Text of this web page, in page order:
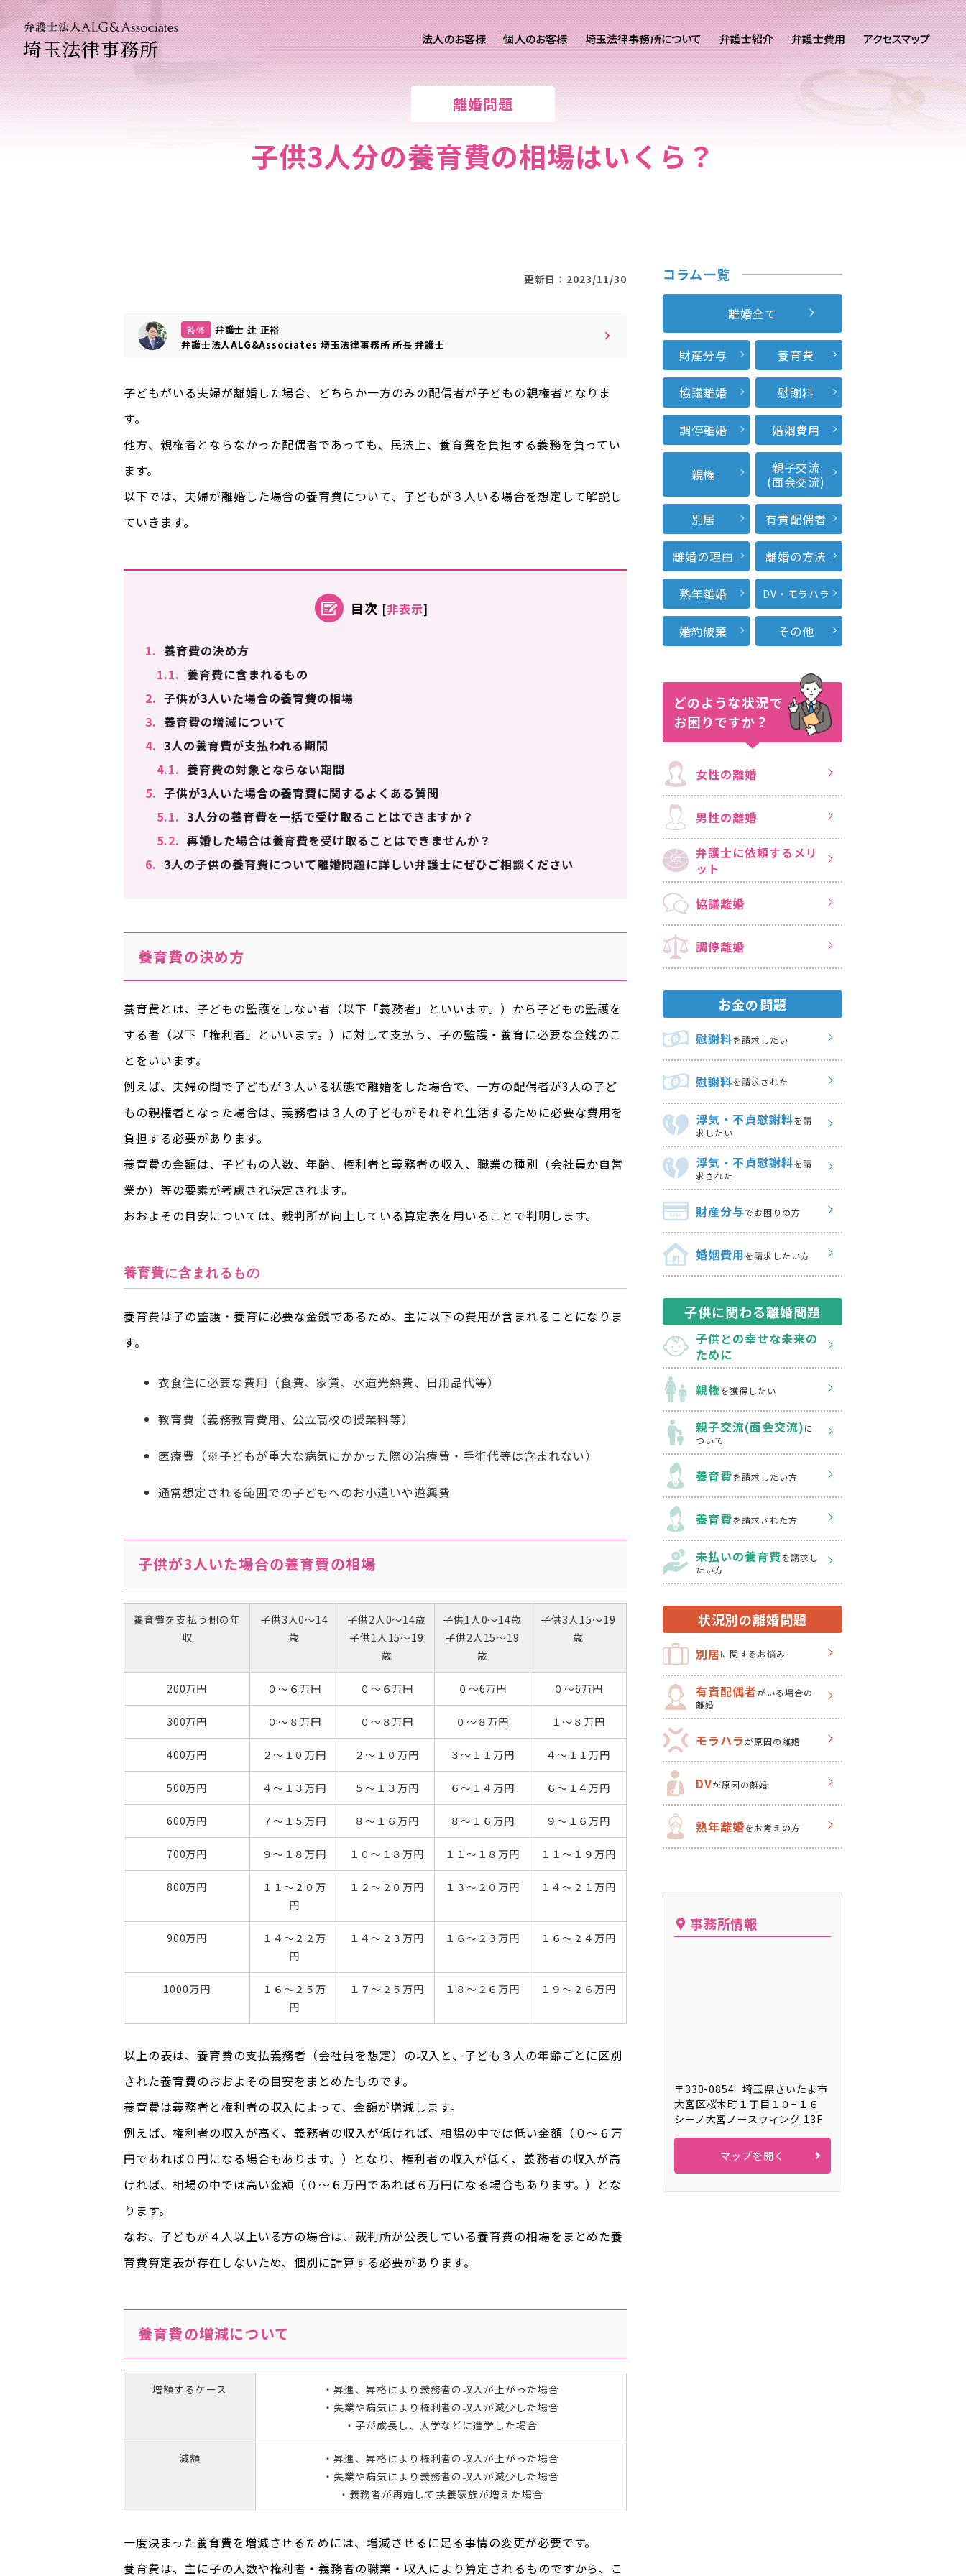
埼玉法律事務所 法人のお客様 個人のお客様
個人のお客様ご相談
離婚問題 刑事事件
埼玉法律事務所について 弁護士紹介 弁護士費用 アクセスマップ
離婚問題
子供3人分の養育費の相場はいくら？
更新日：2023/11/30
監修
弁護士 辻 正裕
弁護士法人ALG&Associates 埼玉法律事務所所長 弁護士
子どもがいる夫婦が離婚した場合、どちらか一方のみの配偶者が子どもの親権者となりま
す。
他方、親権者とならなかった配偶者であっても、民法上、養育費を負担する義務を負ってい
ます。
以下では、夫婦が離婚した場合の養育費について、子どもが３人いる場合を想定して解説し
ていきます。
目次 [非表示]
1. 養育費の決め方
1.1. 養育費に含まれるもの
2. 子供が3人いた場合の養育費の相場
3. 養育費の増減について
4. 3人の養育費が支払われる期間
4.1. 養育費の対象とならない期間
5. 子供が3人いた場合の養育費に関するよくある質問
5.1. 3人分の養育費を一括で受け取ることはできますか？
5.2. 再婚した場合は養育費を受け取ることはできませんか？
6. 3人の子供の養育費について離婚問題に詳しい弁護士にぜひご相談ください
養育費の決め方
養育費とは、子どもの監護をしない者（以下「義務者」といいます。）から子どもの監護を
する者（以下「権利者」といいます。）に対して支払う、子の監護・養育に必要な金銭のこ
とをいいます。
例えば、夫婦の間で子どもが３人いる状態で離婚をした場合で、一方の配偶者が3人の子ど
もの親権者となった場合は、義務者は３人の子どもがそれぞれ生活するために必要な費用を
負担する必要があります。
養育費の金額は、子どもの人数、年齢、権利者と義務者の収入、職業の種別（会社員か自営
業か）等の要素が考慮され決定されます。
おおよその目安については、裁判所が向上している算定表を用いることで判明します。
養育費に含まれるもの
養育費は子の監護・養育に必要な金銭であるため、主に以下の費用が含まれることになりま
す。
衣食住に必要な費用（食費、家賃、水道光熱費、日用品代等）
教育費（義務教育費用、公立高校の授業料等）
医療費（※子どもが重大な病気にかかった際の治療費・手術代等は含まれない）
通常想定される範囲での子どもへのお小遣いや遊興費
子供が3人いた場合の養育費の相場
養育費を支払う側の年
収
子供3人0～14
歳
子供2人0～14歳
子供1人15～19
歳
子供1人0～14歳
子供2人15～19
歳
子供3人15～19
歳
200万円 ０～６万円 ０～６万円 ０～6万円 ０～6万円
300万円 ０～８万円 ０～８万円 ０～８万円 １～８万円
400万円 ２～１０万円 ２～１０万円 ３～１１万円 ４～１１万円
500万円 ４～１３万円 ５～１３万円 ６～１４万円 ６～１４万円
600万円 ７～１５万円 ８～１６万円 ８～１６万円 ９～１６万円
700万円 ９～１８万円 １０～１８万円 １１～１８万円 １１～１９万円
800万円
１１～２０万
円
１２～２０万円 １３～２０万円 １４～２１万円
900万円
１４～２２万
円
１４～２３万円 １６～２３万円 １６～２４万円
1000万円
１６～２５万
円
１７～２５万円 １８～２６万円 １９～２６万円
以上の表は、養育費の支払義務者（会社員を想定）の収入と、子ども３人の年齢ごとに区別
された養育費のおおよその目安をまとめたものです。
養育費は義務者と権利者の収入によって、金額が増減します。
例えば、権利者の収入が高く、義務者の収入が低ければ、相場の中では低い金額（０～６万
円であれば０円になる場合もあります。）となり、権利者の収入が低く、義務者の収入が高
ければ、相場の中では高い金額（０～６万円であれば６万円になる場合もあります。）とな
ります。
なお、子どもが４人以上いる方の場合は、裁判所が公表している養育費の相場をまとめた養
育費算定表が存在しないため、個別に計算する必要があります。
養育費の増減について
増額するケース
・昇進、昇格により義務者の収入が上がった場合
・失業や病気により権利者の収入が減少した場合
・子が成長し、大学などに進学した場合
減額
・昇進、昇格により権利者の収入が上がった場合
・失業や病気により義務者の収入が減少した場合
・義務者が再婚して扶養家族が増えた場合
一度決まった養育費を増減させるためには、増減させるに足る事情の変更が必要です。
養育費は、主に子の人数や権利者・義務者の職業・収入により算定されるものですから、こ
コラム一覧
離婚全て
財産分与 養育費
協議離婚 慰謝料
調停離婚 婚姻費用
親権
親子交流
(面会交流)
別居 有責配偶者
離婚の理由 離婚の方法
熟年離婚 DV・モラハラ
婚約破棄 その他
どのような状況で
お困りですか？
女性の離婚
男性の離婚
弁護士に依頼するメリ
ット
協議離婚
調停離婚
お金の問題
慰謝料を請求したい
慰謝料を請求された
浮気・不貞慰謝料を請
求したい
浮気・不貞慰謝料を請
求された
財産分与でお困りの方
婚姻費用を請求したい方
子供に関わる離婚問題
子供との幸せな未来の
ために
親権を獲得したい
親子交流(面会交流)に
ついて
養育費を請求したい方
養育費を請求された方
未払いの養育費を請求し
たい方
状況別の離婚問題
別居に関するお悩み
有責配偶者がいる場合の
離婚
モラハラが原因の離婚
DVが原因の離婚
熟年離婚をお考えの方
事務所情報
〒330-0854
埼玉県さいたま市
大宮区桜木町１丁目１０−１６
シーノ大宮ノースウィング 13F
マップを開く